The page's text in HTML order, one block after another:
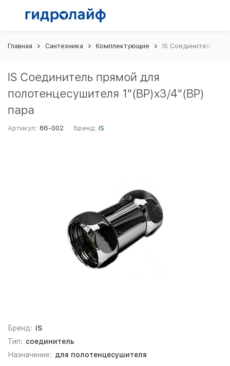
Главная Сантехника Комплектующие IS Соединитель
IS Соединитель прямой для
полотенцесушителя 1"(ВР)х3/4"(ВР)
пара
Артикул: 86-002 Бренд: IS
Бренд: IS
Тип: соединитель
Назначение: для полотенцесушителя